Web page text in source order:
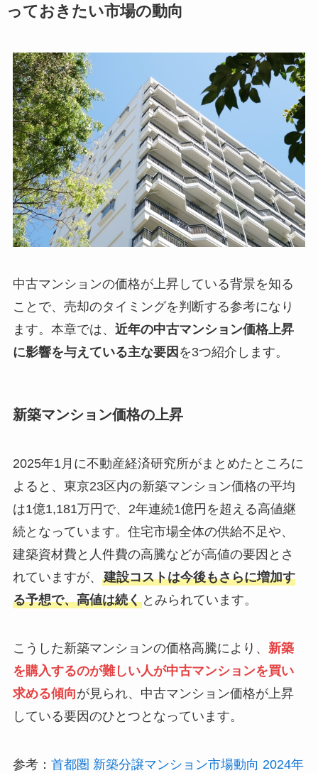
っておきたい市場の動向
中古マンションの価格が上昇している背景を知る
ことで、売却のタイミングを判断する参考になり
ます。本章では、 近年の中古マンション価格上昇
に影響を与えている主な要因 を3つ紹介します。
新築マンション価格の上昇
2025年1月に不動産経済研究所がまとめたところに
よると、東京23区内の新築マンション価格の平均
は1億1,181万円で、2年連続1億円を超える高値継
続となっています。住宅市場全体の供給不足や、
建築資材費と人件費の高騰などが高値の要因とさ
れていますが、 建設コストは今後もさらに増加す
る予想で、高値は続くとみられています。
こうした新築マンションの価格高騰により、 新築
を購入するのが難しい人が中古マンションを買い
求める傾向が見られ、中古マンション価格が上昇
している要因のひとつとなっています。
参考： 首都圏 新築分譲マンション市場動向 2024年